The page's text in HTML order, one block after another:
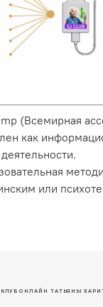
(Всемирная
как
или
КЛУБ ОНЛАЙН ТАТЬЯНЫ